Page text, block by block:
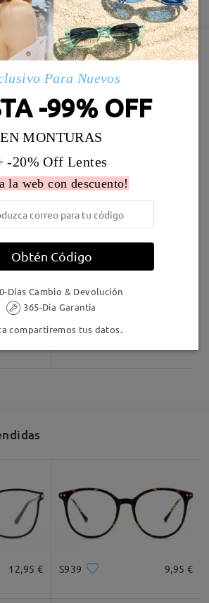
detalles
detalles
9,95 € Grace20210 27,95 €
12,95 €
12,95 € S939 9,95 €
Para Nuevos
-99% OFF
EN MONTURAS
-20% Off Lentes
la web con descuento!
Obtén Código
Días Cambio & Devolución
365-Día Garantía
compartiremos tus datos.